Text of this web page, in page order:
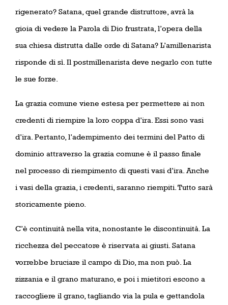
rigenerato? Satana, quel grande distruttore, avrà la
gioia di vedere la Parola di Dio frustrata, l’opera della
sua chiesa distrutta dalle orde di Satana? L’amillenarista
risponde di sì. Il postmillenarista deve negarlo con tutte
le sue forze.
La grazia comune viene estesa per permettere ai non
credenti di riempire la loro coppa d’ira. Essi sono vasi
d’ira. Pertanto, l’adempimento dei termini del Patto di
dominio attraverso la grazia comune è il passo finale
nel processo di riempimento di questi vasi d’ira. Anche
i vasi della grazia, i credenti, saranno riempiti. Tutto sarà
storicamente pieno.
C’è continuità nella vita, nonostante le discontinuità. La
ricchezza del peccatore è riservata ai giusti. Satana
vorrebbe bruciare il campo di Dio, ma non può. La
zizzania e il grano maturano, e poi i mietitori escono a
raccogliere il grano, tagliando via la pula e gettandola